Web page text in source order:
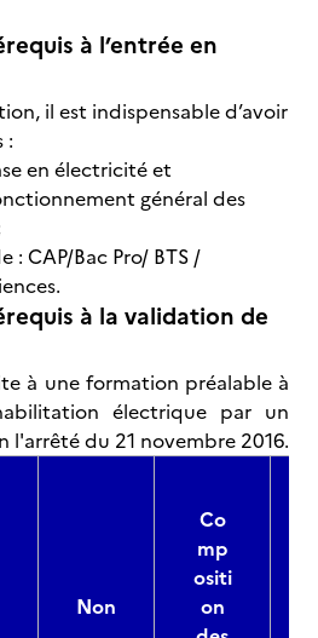
à l’entrée en
il est indispensable d’avoir
:
électricité et
général des
Bac Pro/ BTS /
à la validation de
à une formation préalable à
électrique par un
l'arrêté du 21 novembre 2016.
Non
Co
mp
ositi
on